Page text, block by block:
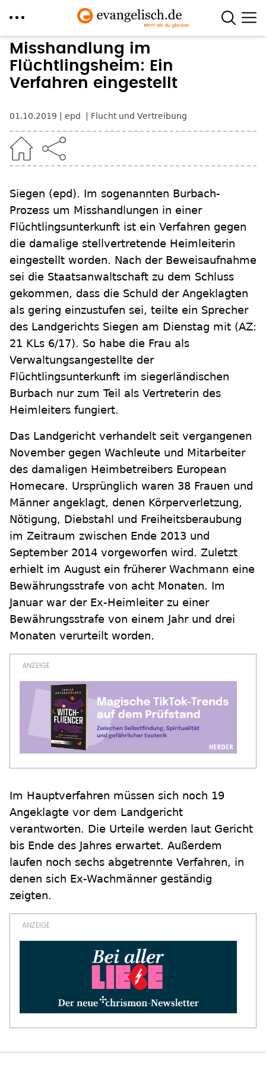
Direkt
zum
Inhalt
Misshandlung im
Flüchtlingsheim: Ein
Verfahren eingestellt
01.10.2019 epd Flucht und Vertreibung
Siegen (epd). Im sogenannten Burbach-
Prozess um Misshandlungen in einer
Flüchtlingsunterkunft ist ein Verfahren gegen
die damalige stellvertretende Heimleiterin
eingestellt worden. Nach der Beweisaufnahme
sei die Staatsanwaltschaft zu dem Schluss
gekommen, dass die Schuld der Angeklagten
als gering einzustufen sei, teilte ein Sprecher
des Landgerichts Siegen am Dienstag mit (AZ:
21 KLs 6/17). So habe die Frau als
Verwaltungsangestellte der
Flüchtlingsunterkunft im siegerländischen
Burbach nur zum Teil als Vertreterin des
Heimleiters fungiert.
Das Landgericht verhandelt seit vergangenen
November gegen Wachleute und Mitarbeiter
des damaligen Heimbetreibers European
Homecare. Ursprünglich waren 38 Frauen und
Männer angeklagt, denen Körperverletzung,
Nötigung, Diebstahl und Freiheitsberaubung
im Zeitraum zwischen Ende 2013 und
September 2014 vorgeworfen wird. Zuletzt
erhielt im August ein früherer Wachmann eine
Bewährungsstrafe von acht Monaten. Im
Januar war der Ex-Heimleiter zu einer
Bewährungsstrafe von einem Jahr und drei
Monaten verurteilt worden.
Im Hauptverfahren müssen sich noch 19
Angeklagte vor dem Landgericht
verantworten. Die Urteile werden laut Gericht
bis Ende des Jahres erwartet. Außerdem
laufen noch sechs abgetrennte Verfahren, in
denen sich Ex-Wachmänner geständig
zeigten.